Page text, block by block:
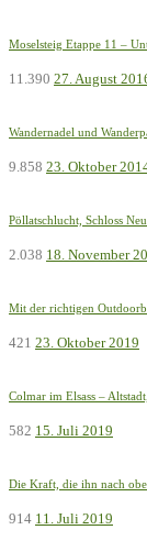
Moselsteig Etappe 11 –
11.390 27. August
Wandernadel und
9.858 23. Oktober
Pöllatschlucht, Schloss
2.038 18. November
Mit der richtigen
421 23. Oktober 2019
Colmar im Elsass –
582 15. Juli 2019
Die Kraft, die ihn nach
914 11. Juli 2019